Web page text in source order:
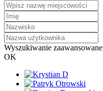
Wyszukiwanie zaawansowane
OK